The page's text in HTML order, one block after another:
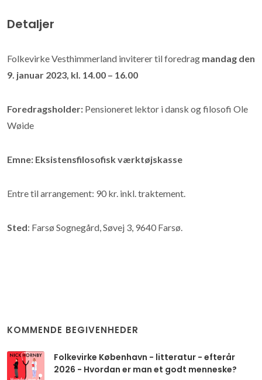
Detaljer
Folkevirke Vesthimmerland inviterer til foredrag mandag den
9. januar 2023, kl. 14.00 – 16.00
Foredragsholder: Pensioneret lektor i dansk og filosofi Ole
Wøide
Emne: Eksistensfilosofisk værktøjskasse
Entre til arrangement: 90 kr. inkl. traktement.
Sted: Farsø Sognegård, Søvej 3, 9640 Farsø.
KOMMENDE BEGIVENHEDER
Folkevirke København - litteratur - efterår
2026 - Hvordan er man et godt menneske?